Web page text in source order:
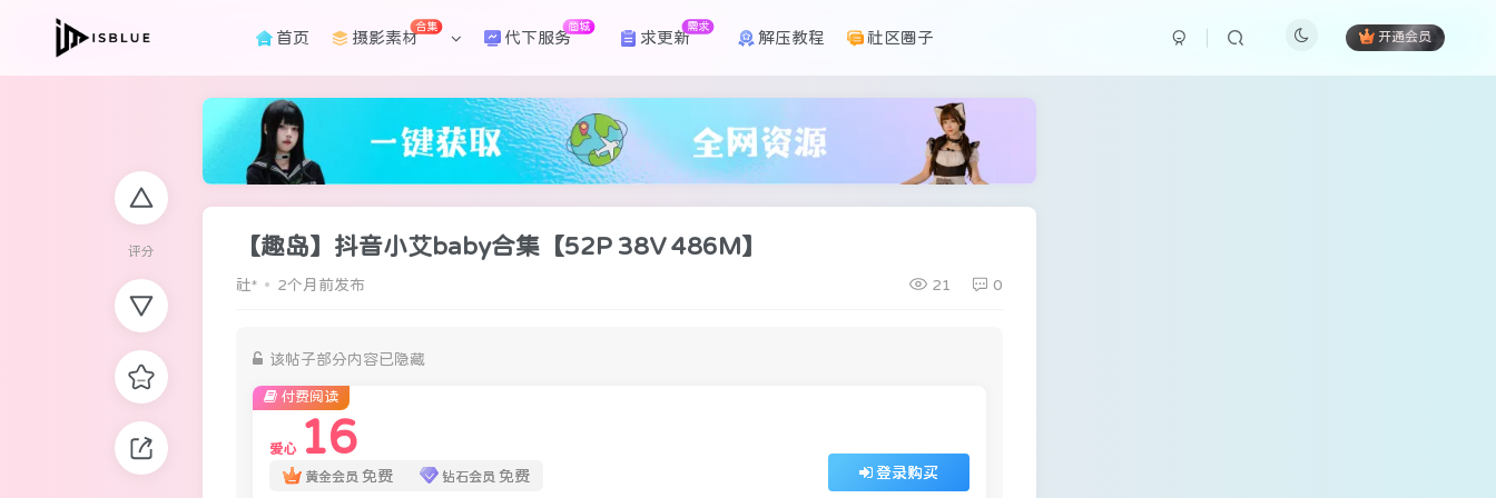
首页 摄影素材
合集
代下服务
商城
求更新
需求
解压教程 社区圈子 开通会员
评分 【趣岛】抖音小艾baby合集【52P 38V 486M】
社* 2个月前发布 21 0
该帖子部分内容已隐藏
付费阅读
爱心 16
黄金会员 免费 钻石会员 免费 登录购买